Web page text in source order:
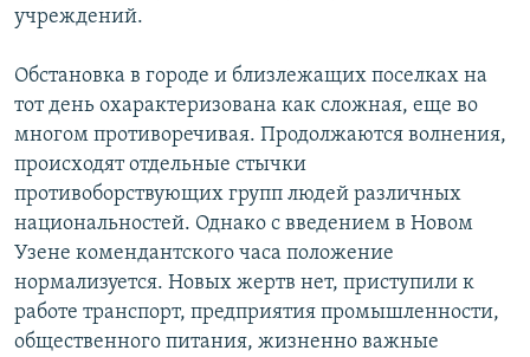
учреждений.
Обстановка в городе и близлежащих поселках на
тот день охарактеризована как сложная, еще во
многом противоречивая. Продолжаются волнения,
происходят отдельные стычки
противоборствующих групп людей различных
национальностей. Однако с введением в Новом
Узене комендантского часа положение
нормализуется. Новых жертв нет, приступили к
работе транспорт, предприятия промышленности,
общественного питания, жизненно важные